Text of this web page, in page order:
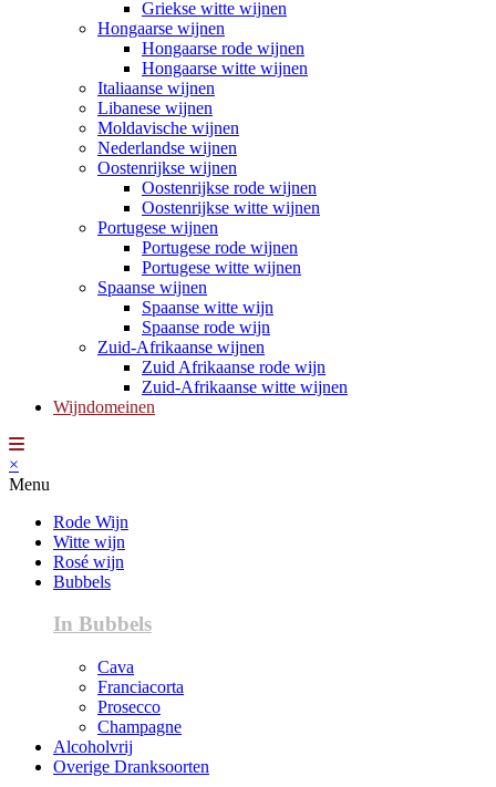
Griekse witte wijnen
Hongaarse wijnen
Hongaarse rode wijnen
Hongaarse witte wijnen
Italiaanse wijnen
Libanese wijnen
Moldavische wijnen
Nederlandse wijnen
Oostenrijkse wijnen
Oostenrijkse rode wijnen
Oostenrijkse witte wijnen
Portugese wijnen
Portugese rode wijnen
Portugese witte wijnen
Spaanse wijnen
Spaanse witte wijn
Spaanse rode wijn
Zuid-Afrikaanse wijnen
Zuid Afrikaanse rode wijn
Zuid-Afrikaanse witte wijnen
Wijndomeinen
×
Menu
Rode Wijn
Witte wijn
Rosé wijn
Bubbels
In Bubbels
Cava
Franciacorta
Prosecco
Champagne
Alcoholvrij
Overige Dranksoorten